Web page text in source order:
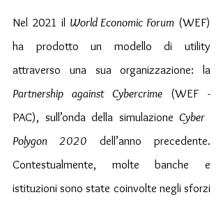
Nel 2021 il World Economic Forum (WEF)
ha prodotto un modello di utility
Partnership against Cybercrime (WEF -
PAC), sull’onda della simulazione Cyber ​​
Polygon 2020 dell’anno precedente.
Contestualmente, molte banche e
istituzioni sono state coinvolte negli sforzi